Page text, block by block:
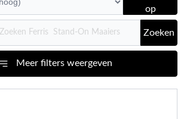
op
Zoeken
Meer filters weergeven